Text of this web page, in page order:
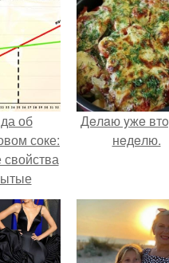
об
соке:
Дeлaю yжe
нeдeлю.